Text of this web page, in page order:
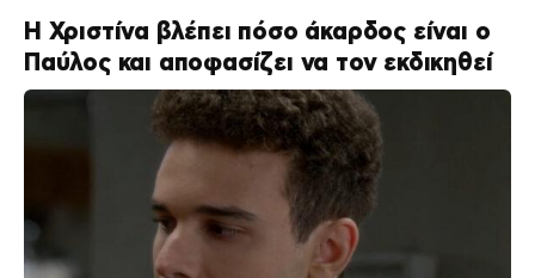
Η Χριστίνα βλέπει πόσο άκαρδος είναι ο
Παύλος και αποφασίζει να τον εκδικηθεί